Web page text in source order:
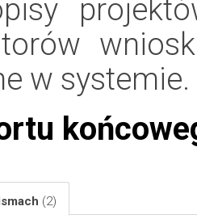
w systemie.
(2)